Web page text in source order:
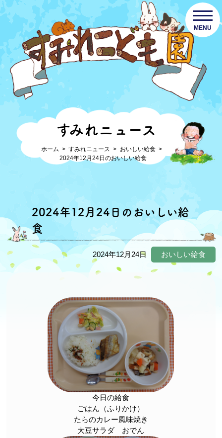
MENU
すみれニュース
ホーム すみれニュース
おいしい給食
2024年12月24日のおいしい給食
2024年12月24日のおいしい給
食
2024年12月24日 おいしい給食
今日の給食
ごはん（ふりかけ）
たらのカレー風味焼き
大豆サラダ おでん